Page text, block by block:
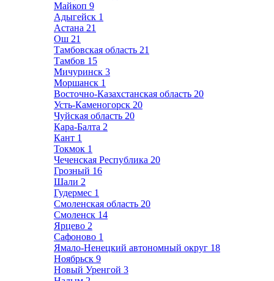
Майкоп 9
Адыгейск 1
Астана 21
Ош 21
Тамбовская область 21
Тамбов 15
Мичуринск 3
Моршанск 1
Восточно-Казахстанская область 20
Усть-Каменогорск 20
Чуйская область 20
Кара-Балта 2
Кант 1
Токмок 1
Чеченская Республика 20
Грозный 16
Шали 2
Гудермес 1
Смоленская область 20
Смоленск 14
Ярцево 2
Сафоново 1
Ямало-Ненецкий автономный округ 18
Ноябрьск 9
Новый Уренгой 3